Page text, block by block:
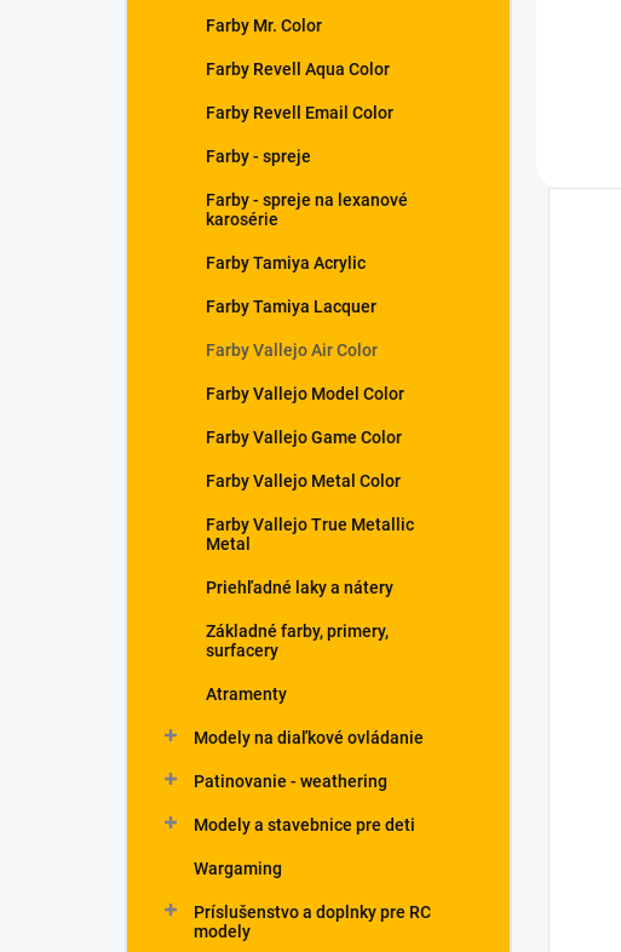
Farby Mr. Color
Farby Revell Aqua Color
Farby Revell Email Color
Farby - spreje
Farby - spreje na lexanové
karosérie
Farby Tamiya Acrylic
Farby Tamiya Lacquer
Farby Vallejo Air Color
Farby Vallejo Model Color
Farby Vallejo Game Color
Farby Vallejo Metal Color
Farby Vallejo True Metallic
Metal
Priehľadné laky a nátery
Základné farby, primery,
surfacery
Atramenty
Modely na diaľkové ovládanie
Patinovanie - weathering
Modely a stavebnice pre deti
Wargaming
Príslušenstvo a doplnky pre RC
modely